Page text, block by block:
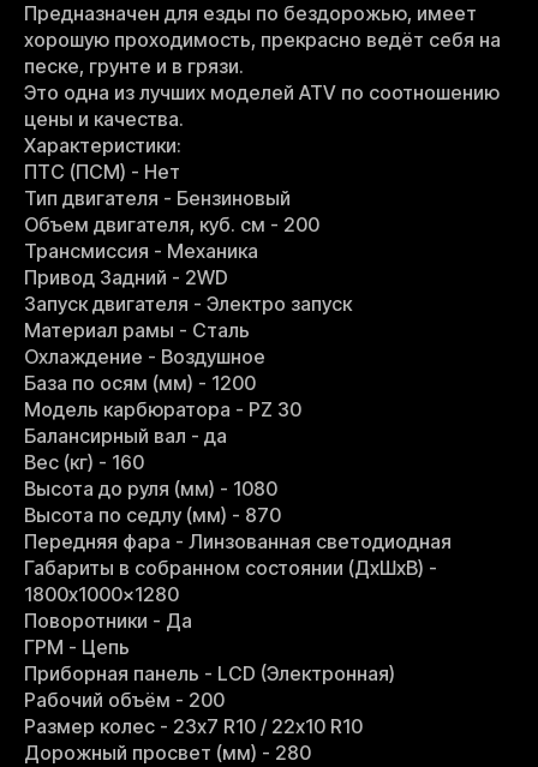
Предназначен для езды по бездорожью, имеет
хорошую проходимость, прекрасно ведёт себя на
песке, грунте и в грязи.
Это одна из лучших моделей ATV по соотношению
цены и качества.
Характеристики:
ПТС (ПСМ) - Нет
Тип двигателя - Бензиновый
Объем двигателя, куб. см - 200
Трансмиссия - Механика
Привод Задний - 2WD
Запуск двигателя - Электро запуск
Материал рамы - Сталь
Охлаждение - Воздушное
База по осям (мм) - 1200
Модель карбюратора - PZ 30
Балансирный вал - да
Вес (кг) - 160
Высота до руля (мм) - 1080
Высота по седлу (мм) - 870
Передняя фара - Линзованная светодиодная
Габариты в собранном состоянии (ДхШхВ) -
1800x1000x1280
Поворотники - Да
ГРМ - Цепь
Приборная панель - LCD (Электронная)
Рабочий объём - 200
Размер колес - 23х7 R10 / 22х10 R10
Дорожный просвет (мм) - 280